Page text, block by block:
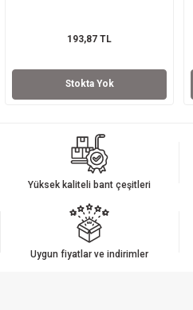
193,87 TL
Stokta Yok
Yüksek kaliteli bant çeşitleri
Uygun fiyatlar ve indirimler